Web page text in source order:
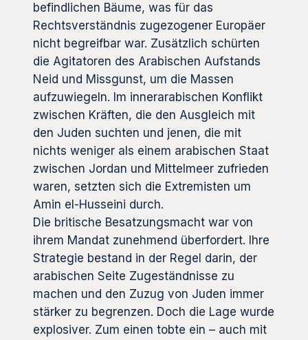
befindlichen Bäume, was für das
Rechtsverständnis zugezogener Europäer
nicht begreifbar war. Zusätzlich schürten
die Agitatoren des Arabischen Aufstands
Neid und Missgunst, um die Massen
aufzuwiegeln. Im innerarabischen Konflikt
zwischen Kräften, die den Ausgleich mit
den Juden suchten und jenen, die mit
nichts weniger als einem arabischen Staat
zwischen Jordan und Mittelmeer zufrieden
waren, setzten sich die Extremisten um
Amin el-Husseini durch.
Die britische Besatzungsmacht war von
ihrem Mandat zunehmend überfordert. Ihre
Strategie bestand in der Regel darin, der
arabischen Seite Zugeständnisse zu
machen und den Zuzug von Juden immer
stärker zu begrenzen. Doch die Lage wurde
explosiver. Zum einen tobte ein – auch mit